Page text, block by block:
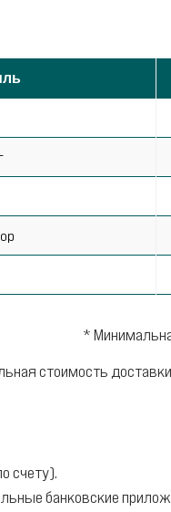
*
стоимость
счету).
банковские